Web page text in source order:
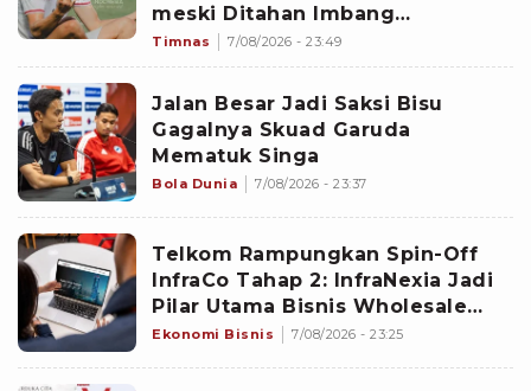
meski Ditahan Imbang
Singapura?
Timnas 7/08/2026 - 23:49
Jalan Besar Jadi Saksi Bisu
Gagalnya Skuad Garuda
Mematuk Singa
Bola Dunia 7/08/2026 - 23:37
Telkom Rampungkan Spin-Off
InfraCo Tahap 2: InfraNexia Jadi
Pilar Utama Bisnis Wholesale
Connectivity
Ekonomi Bisnis 7/08/2026 - 23:25